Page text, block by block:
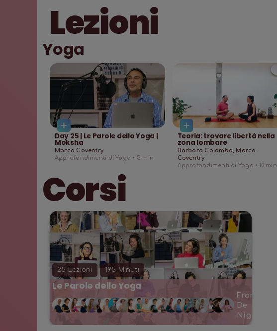
Lezioni
Yoga
Day 25 | Le Parole dello Yoga |
Moksha
Marco Coventry
Approfondimenti di Yoga • 5 min
Teoria: trovare libertà nella
zona lombare
Barbara Colombo, Marco
Coventry
Approfondimenti di Yoga •
10min
Corsi
25 Lezioni 195 Minuti
Le Parole dello Yoga
Francesco
De
Nigris